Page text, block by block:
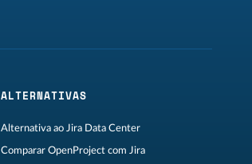
ALTERNATIVAS
Alternativa ao Jira Data Center
Comparar OpenProject com Jira